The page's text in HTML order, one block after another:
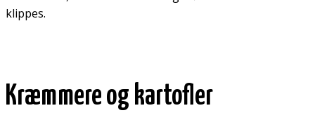
klippes.
Kræmmere og kartofler